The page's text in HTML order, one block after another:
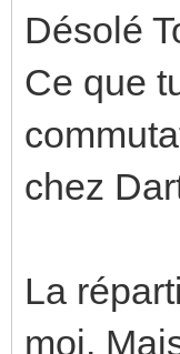
Désolé
Ce que
chez
La
moi.